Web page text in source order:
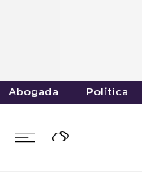
Abogada Política